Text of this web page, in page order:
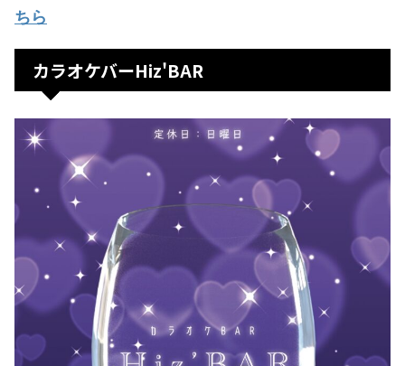
ちら
カラオケバーHiz'BAR